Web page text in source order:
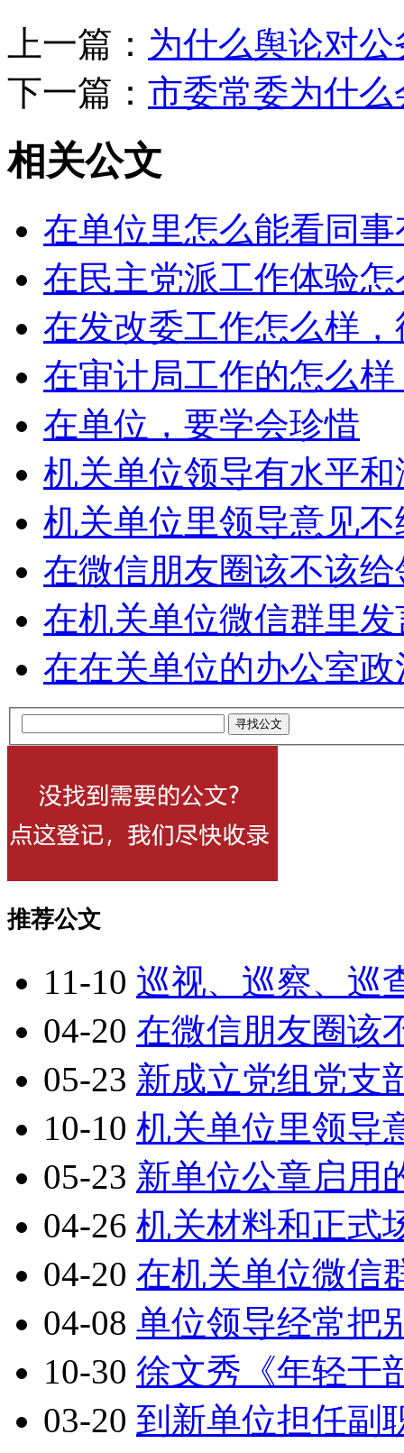
上一篇： 为什么舆论对
下一篇： 市委常委为什
相关公文
在单位里怎么能看同
在民主党派工作体验怎
在发改委工作怎么样
在审计局工作的怎么
在单位，要学会珍惜
机关单位领导有水平
机关单位里领导意见
在微信朋友圈该不该
在机关单位微信群里
在在关单位的办公室
推荐公文
11-10 巡视、巡察、巡
04-20 在微信朋友圈该
05-23 新成立党组党支
10-10 机关单位里领导
05-23 新单位公章启用
04-26 机关材料和正式
04-20 在机关单位微信
04-08 单位领导经常把
10-30 徐文秀《年轻干
03-20 到新单位担任副